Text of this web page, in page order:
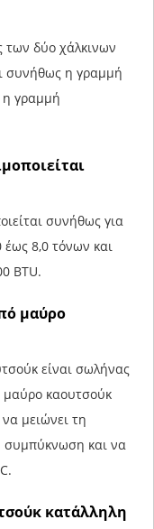
των δύο χάλκινων
συνήθως η γραμμή
η γραμμή
συνήθως για
8,0 τόνων και
BTU.
μαύρο
είναι σωλήνας
καουτσούκ
μειώνει τη
συμπύκνωση και να
κατάλληλη